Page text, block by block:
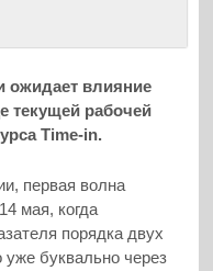
ожидает влияние
текущей рабочей
Time-in.
первая волна
мая, когда
порядка двух
буквально через